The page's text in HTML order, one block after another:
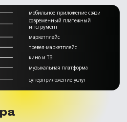
мобильное приложение связи
современный платежный
инструмент
маркетплейс
тревел-маркетплейс
кино и ТВ
музыкальная платформа
суперприложение услуг